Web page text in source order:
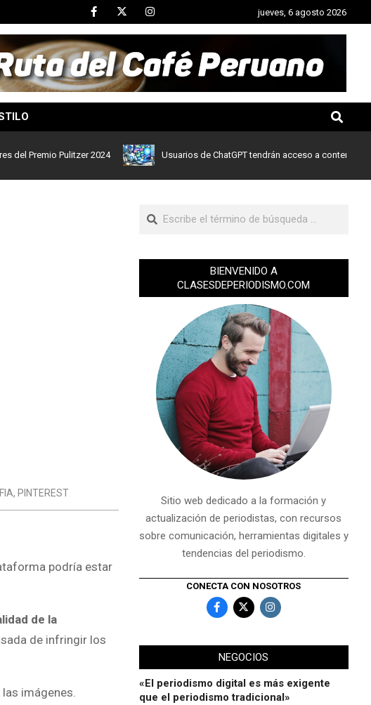
jueves, 6 agosto 2026
Pulitzer 2024 Usuarios de ChatGPT tendrán acceso a contenidos de
, PINTEREST
podría estar
de la
de infringir los
imágenes.
BIENVENIDO A
CLASESDEPERIODISMO.COM
Sitio web dedicado a la formación y
actualización de periodistas, con recursos
sobre comunicación, herramientas digitales y
tendencias del periodismo.
CONECTA CON NOSOTROS
NEGOCIOS
«El periodismo digital es más exigente
que el periodismo tradicional»